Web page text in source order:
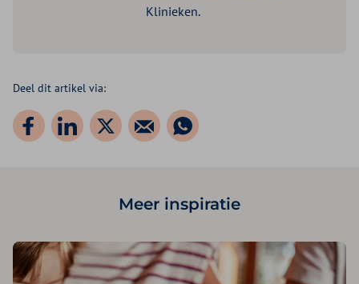
Klinieken.
Deel dit artikel via:
Meer inspiratie